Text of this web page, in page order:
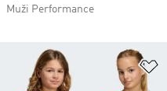
Muži Performance